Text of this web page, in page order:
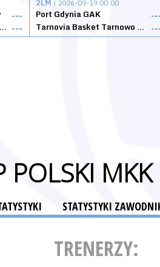
---
KSK Qemetica Noteć Inowrocław ---
2LM | 2026-09-19 00:00
Port Gdynia GAK
Tarnovia Basket Tarnowo Podgórne
POLSKI
STATYSTYKI
TRENERZY: